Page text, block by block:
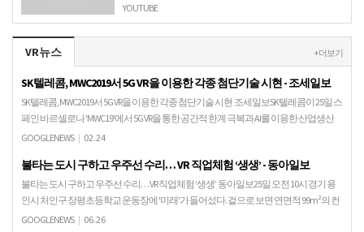
YOUTUBE
VR뉴스 + 더보기
SK텔레콤, MWC2019서 5G VR을 이용한 각종 첨단기술 시현 - 조세일보
SK텔레콤, MWC2019서 5G VR을 이용한 각종 첨단기술 시현 조세일보SK텔레콤이 25일 스
페인 바르셀로나 'MWC19'에서 5G VR을 통한 공간적 한계 극복과 AI를 이용한 산업생산
성을 향상시키는 등 첨단…
GOOGLENEWS | 02.24
불타는 도시 구하고 우주선 수리… VR 직업체험 ‘생생’ - 동아일보
불타는 도시 구하고 우주선 수리… VR 직업체험 ‘생생’ 동아일보25일 오전 10시 경기 용
인시 처인구 장평초등학교 운동장에 '미래'가 들어섰다. 겉으로 보면 연면적 99m²의 컨
테이너박스에 불과하지만 내부로 들어…
GOOGLENEWS | 06.26